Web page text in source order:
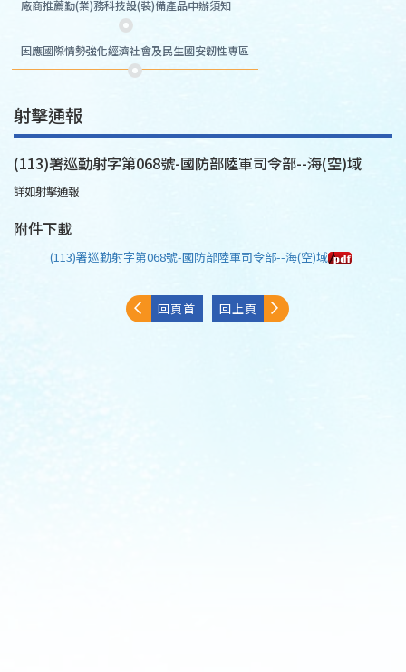
廠商推薦勤(業)務科技設(裝)備產品申辦須知
因應國際情勢強化經濟社會及民生國安韌性專區
射擊通報
(113)署巡勤射字第068號-國防部陸軍司令部--海(空)域
詳如射擊通報
附件下載
(113)署巡勤射字第068號-國防部陸軍司令部--海(空)域
回頁首 回上頁